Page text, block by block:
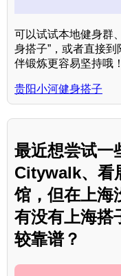
可以试试本地健身群
身搭子”，或者直接
伴锻炼更容易坚持哦！
贵阳小河健身搭子
最近想尝试一
Citywalk、看
馆，但在上海
有没有上海搭
较靠谱？